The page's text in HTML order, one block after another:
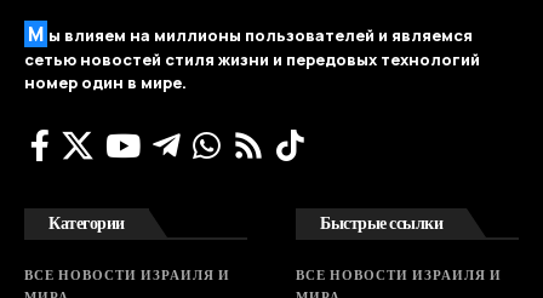
М ы влияем на миллионы пользователей и являемся
сетью новостей стиля жизни и передовых технологий
номер один в мире.
Категории
ВСЕ НОВОСТИ ИЗРАИЛЯ И
Быстрые ссылки
ВСЕ НОВОСТИ ИЗРАИЛЯ И